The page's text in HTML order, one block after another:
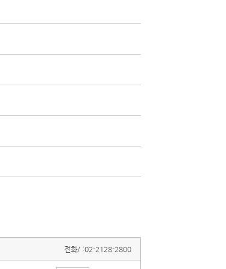
전화/ :02-2128-2800